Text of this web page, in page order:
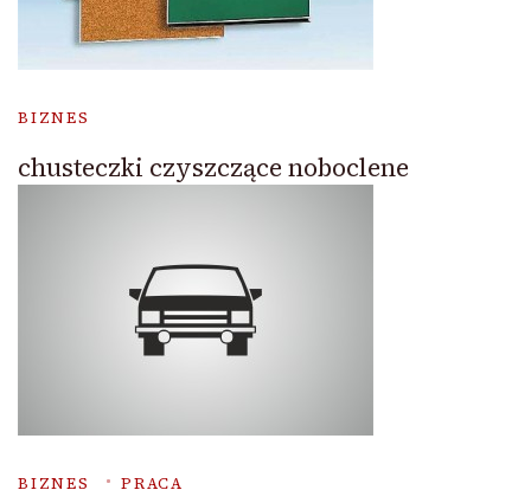
BIZNES
chusteczki czyszczące noboclene
BIZNES PRACA